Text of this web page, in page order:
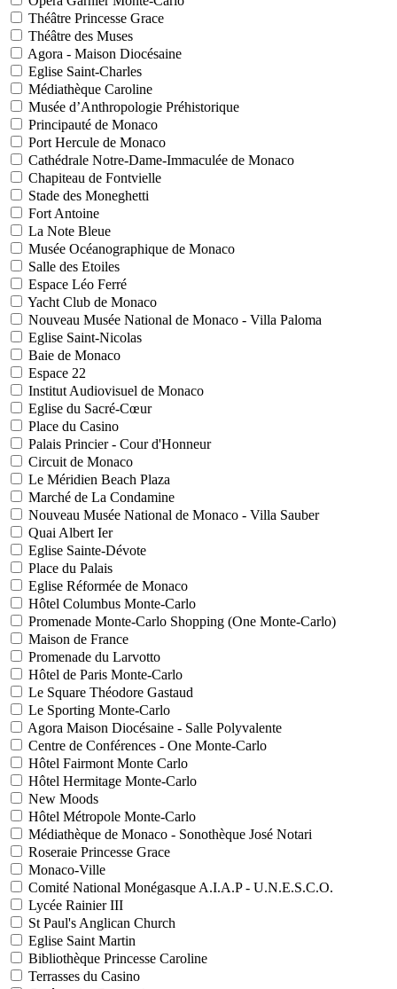
Théâtre Princesse Grace
Théâtre des Muses
Agora - Maison Diocésaine
Eglise Saint-Charles
Médiathèque Caroline
Musée d’Anthropologie Préhistorique
Principauté de Monaco
Port Hercule de Monaco
Cathédrale Notre-Dame-Immaculée de Monaco
Chapiteau de Fontvielle
Stade des Moneghetti
Fort Antoine
La Note Bleue
Musée Océanographique de Monaco
Salle des Etoiles
Espace Léo Ferré
Yacht Club de Monaco
Nouveau Musée National de Monaco - Villa Paloma
Eglise Saint-Nicolas
Baie de Monaco
Espace 22
Institut Audiovisuel de Monaco
Eglise du Sacré-Cœur
Place du Casino
Palais Princier - Cour d'Honneur
Circuit de Monaco
Le Méridien Beach Plaza
Marché de La Condamine
Nouveau Musée National de Monaco - Villa Sauber
Quai Albert Ier
Eglise Sainte-Dévote
Place du Palais
Eglise Réformée de Monaco
Hôtel Columbus Monte-Carlo
Promenade Monte-Carlo Shopping (One Monte-Carlo)
Maison de France
Promenade du Larvotto
Hôtel de Paris Monte-Carlo
Le Square Théodore Gastaud
Le Sporting Monte-Carlo
Agora Maison Diocésaine - Salle Polyvalente
Centre de Conférences - One Monte-Carlo
Hôtel Fairmont Monte Carlo
Hôtel Hermitage Monte-Carlo
New Moods
Hôtel Métropole Monte-Carlo
Médiathèque de Monaco - Sonothèque José Notari
Roseraie Princesse Grace
Monaco-Ville
Comité National Monégasque A.I.A.P - U.N.E.S.C.O.
Lycée Rainier III
St Paul's Anglican Church
Eglise Saint Martin
Bibliothèque Princesse Caroline
Terrasses du Casino